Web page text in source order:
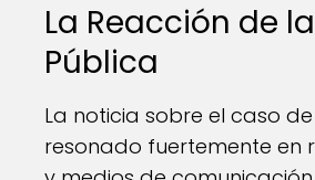
La Reacción de
Pública
La noticia sobre el caso
resonado fuertemente en